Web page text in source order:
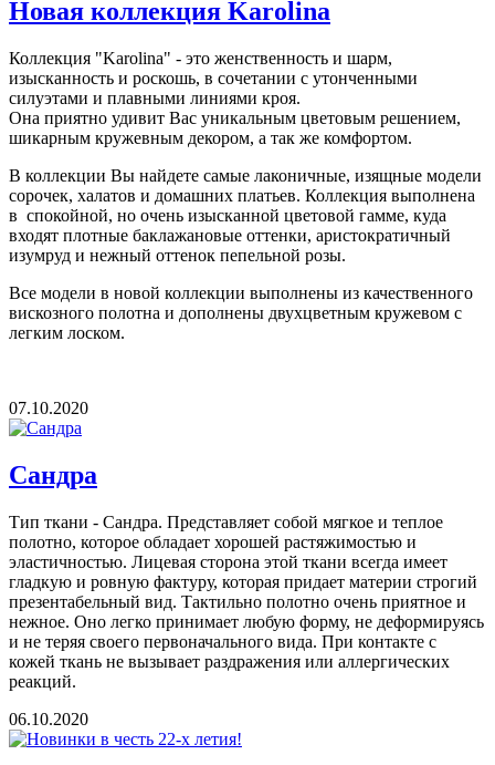
Новая коллекция Karolina
Коллекция "Karolina" - это женственность и шарм,
изысканность и роскошь, в сочетании с утонченными
силуэтами и плавными линиями кроя.
Она приятно удивит Вас уникальным цветовым решением,
шикарным кружевным декором, а так же комфортом.
В коллекции Вы найдете самые лаконичные, изящные модели
сорочек, халатов и домашних платьев. Коллекция выполнена
в спокойной, но очень изысканной цветовой гамме, куда
входят плотные баклажановые оттенки, аристократичный
изумруд и нежный оттенок пепельной розы.
Все модели в новой коллекции выполнены из качественного
вискозного полотна и дополнены двухцветным кружевом с
легким лоском.
07.10.2020
Сандра
Тип ткани - Сандра. Представляет собой мягкое и теплое
полотно, которое обладает хорошей растяжимостью и
эластичностью. Лицевая сторона этой ткани всегда имеет
гладкую и ровную фактуру, которая придает материи строгий
презентабельный вид. Тактильно полотно очень приятное и
нежное. Оно легко принимает любую форму, не деформируясь
и не теряя своего первоначального вида. При контакте с
кожей ткань не вызывает раздражения или аллергических
реакций.
06.10.2020